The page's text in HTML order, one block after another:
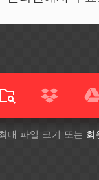
대 파일 크기 또는 회